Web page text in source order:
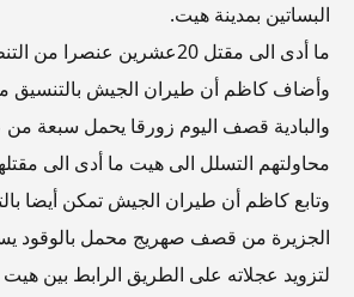
البساتين بمدينة هيت.
ما أدى الى مقتل 20عشرين عنصرا من التنظيم.
وأضاف كاظم أن طيران الجيش بالتنسيق
والبادية قصف اليوم زورقا يحمل سبعة من
محاولتهم التسلل الى هيت ما أدى الى
وتابع كاظم أن طيران الجيش تمكن أيضا
الجزيرة من قصف صهريج محمل بالوقود
لتزويد عجلاته على الطريق الرابط بين